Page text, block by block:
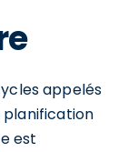
appelés
planification
est